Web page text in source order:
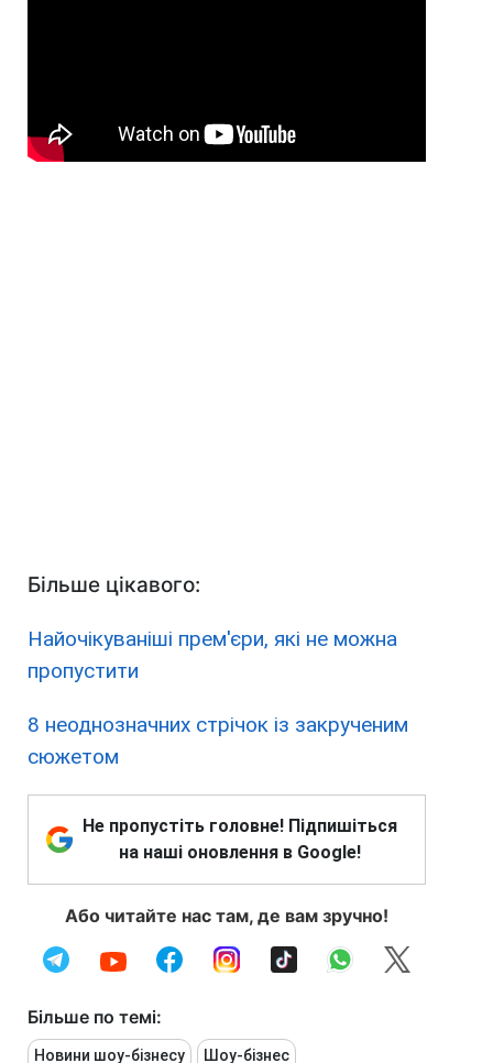
Більше цікавого:
Найочікуваніші прем'єри, які не можна
пропустити
8 неоднозначних стрічок із закрученим
сюжетом
Не пропустіть головне! Підпишіться
на наші оновлення в Google!
Або читайте нас там, де вам зручно!
Більше по темі:
Новини шоу-бізнесу Шоу-бізнес